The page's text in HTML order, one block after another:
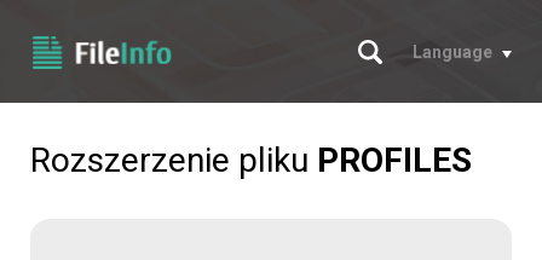
Szukaj
Language
Rozszerzenie pliku PROFILES